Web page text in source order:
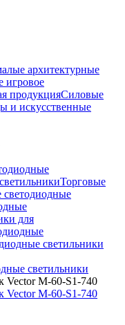
архитектурные
игровое
продукцияСиловые
и искусственные
Торговые
для
светильники
светильники
Vector M-60-S1-740